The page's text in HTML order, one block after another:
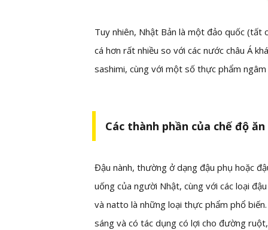
Tuy nhiên, Nhật Bản là một đảo quốc (tất
cá hơn rất nhiều so với các nước châu Á
sashimi, cùng với một số thực phẩm ngâm
Các thành phần của chế độ
Đậu nành, thường ở dạng đậu phụ hoặc
uống của người Nhật, cùng với các loại
và natto là những loại thực phẩm phổ
sáng và có tác dụng có lợi cho đường